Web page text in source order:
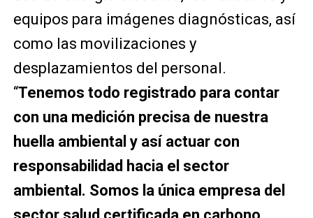
equipos para imágenes diagnósticas, así
como las movilizaciones y
desplazamientos del personal.
“Tenemos todo registrado para contar
con una medición precisa de nuestra
huella ambiental y así actuar con
responsabilidad hacia el sector
ambiental. Somos la única empresa del